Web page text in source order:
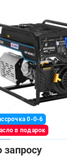
0-0-6
в подарок
запросу